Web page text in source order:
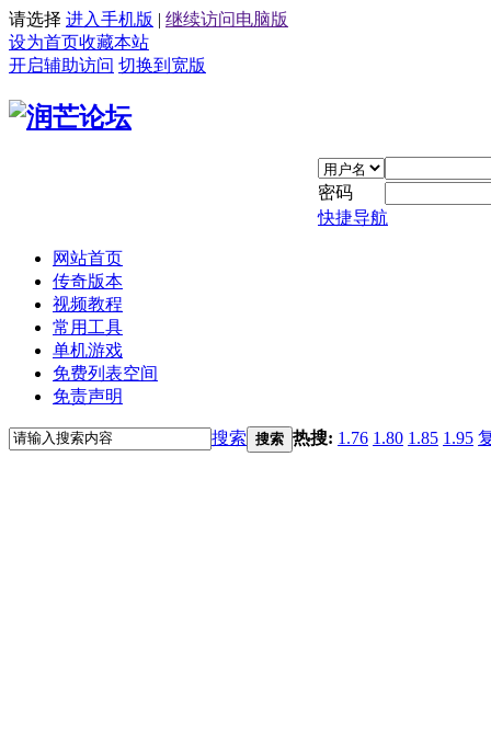
请选择 进入手机版 | 继续访问电脑版
设为首页收藏本站
开启辅助访问 切换到宽版
密码
快捷导航
网站首页
传奇版本
视频教程
常用工具
单机游戏
免费列表空间
免责声明
搜索 搜索 热搜: 1.76 1.80 1.85 1.95